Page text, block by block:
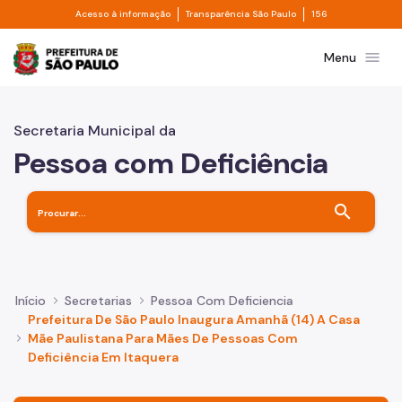
Pular para o Conteúdo principal
Acesso à informação Divisor de acesso à informação
Transparência São Paulo Divisor de
156
Prefeitura de São PauloMenu menu
Secretaria Municipal da
Pessoa com Deficiência
search
Início Secretarias
Pessoa Com Deficiencia
Prefeitura De São Paulo Inaugura Amanhã (14) A Casa
Mãe Paulistana Para Mães De Pessoas Com
Deficiência Em Itaquera